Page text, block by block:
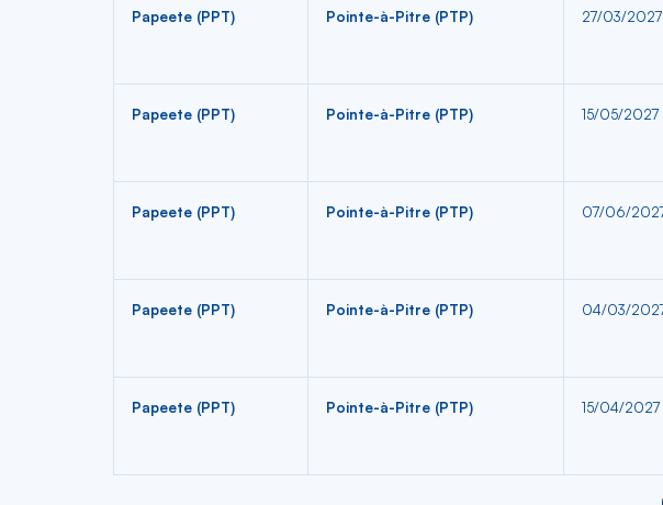
Papeete (PPT) Pointe-à-Pitre (PTP) 27/03/
Papeete (PPT) Pointe-à-Pitre (PTP) 15/05/
Papeete (PPT) Pointe-à-Pitre (PTP) 07/06/
Papeete (PPT) Pointe-à-Pitre (PTP) 04/03/
Papeete (PPT) Pointe-à-Pitre (PTP) 15/04/